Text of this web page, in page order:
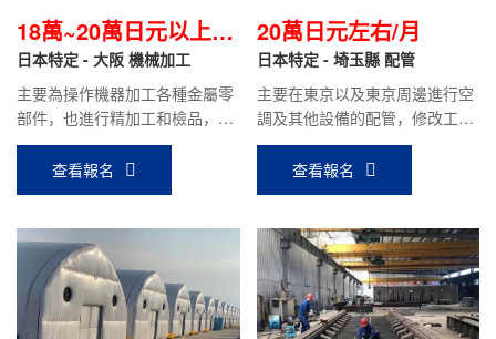
18萬~20萬日元以上/
月
日本特定 - 大阪 機械加工
主要為操作機器加工各種金屬零
部件，也進行精加工和檢品，小
件比較多。
查看報名
20萬日元左右/月
日本特定 - 埼玉縣 配管
主要在東京以及東京周邊進行空
調及其他設備的配管，修改工
作。
查看報名